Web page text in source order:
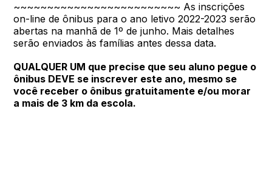
~~~~~~~~~~~~~~~~~~~~~~~~~ As inscrições
on-line de ônibus para o ano letivo 2022-2023 serão
abertas na manhã de 1º de junho. Mais detalhes
serão enviados às famílias antes dessa data.
QUALQUER UM que precise que seu aluno pegue o
ônibus DEVE se inscrever este ano, mesmo se
você receber o ônibus gratuitamente e/ou morar
a mais de 3 km da escola.